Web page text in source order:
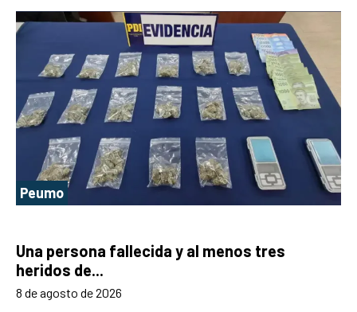
Peumo
Una persona fallecida y al menos tres
heridos de...
8 de agosto de 2026